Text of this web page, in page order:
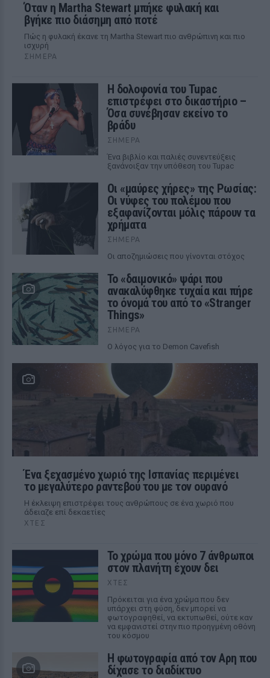
Όταν η Martha Stewart μπήκε φυλακή και
βγήκε πιο διάσημη από ποτέ
Πώς η φυλακή έκανε τη Martha Stewart πιο ανθρώπινη και πιο
ισχυρή
ΣΉΜΕΡΑ
Η δολοφονία του Tupac
επιστρέφει στο δικαστήριο –
Όσα συνέβησαν εκείνο το
βράδυ
ΣΉΜΕΡΑ
Ένα βιβλίο και παλιές συνεντεύξεις
ξανάνοιξαν την υπόθεση του Tupac
Οι «μαύρες χήρες» της Ρωσίας:
Οι νύφες του πολέμου που
εξαφανίζονται μόλις πάρουν τα
χρήματα
ΣΉΜΕΡΑ
Οι αποζημιώσεις που γίνονται στόχος
Το «δαιμονικό» ψάρι που
ανακαλύφθηκε τυχαία και πήρε
το όνομά του από το «Stranger
Things»
ΣΉΜΕΡΑ
Ο λόγος για το Demon Cavefish
Ένα ξεχασμένο χωριό της Ισπανίας περιμένει
το μεγαλύτερο ραντεβού του με τον ουρανό
Η έκλειψη επιστρέφει τους ανθρώπους σε ένα χωριό που
άδειαζε επί δεκαετίες
ΧΤΕΣ
Το χρώμα που μόνο 7 άνθρωποι
στον πλανήτη έχουν δει
ΧΤΕΣ
Πρόκειται για ένα χρώμα που δεν
υπάρχει στη φύση, δεν μπορεί να
φωτογραφηθεί, να εκτυπωθεί, ούτε καν
να εμφανιστεί στην πιο προηγμένη οθόνη
του κόσμου
Η φωτογραφία από τον Αρη που
δίχασε το διαδίκτυο